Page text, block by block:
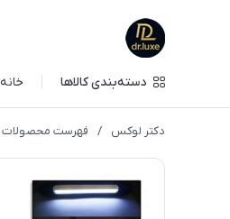
دسته‌بندی کالاها خانه
دکتر لوکس / فهرست محصولات